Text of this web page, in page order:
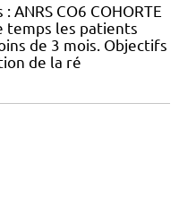
CO6 COHORTE
temps les patients
de 3 mois. Objectifs
de la ré